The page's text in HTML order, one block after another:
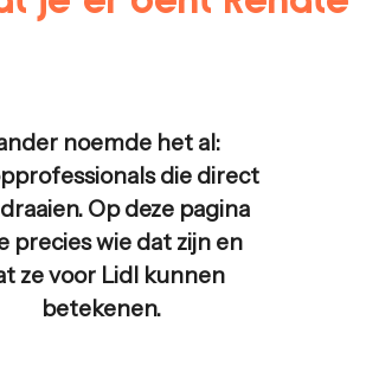
noemde het al:
die direct
Op deze pagina
precies wie dat zijn en
ze voor Lidl kunnen
betekenen.